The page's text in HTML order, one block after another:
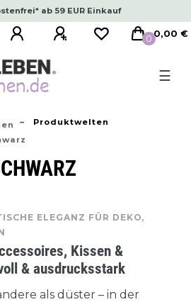
ab 59 EUR Einkauf
0 0,00 €
☰
Produktwelten
ELEGANZ FÜR DEKO,
Kissen &
& ausdrucksstark
als düster – in der